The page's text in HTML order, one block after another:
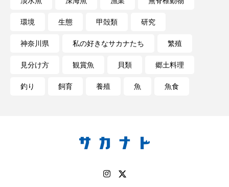
青森県 頭足類 食中毒 食文化
環境 生態 甲殻類 研究
神奈川県 私の好きなサカナたち 繁殖
見分け方 観賞魚 貝類 郷土料理
釣り 飼育 養殖 魚 魚食